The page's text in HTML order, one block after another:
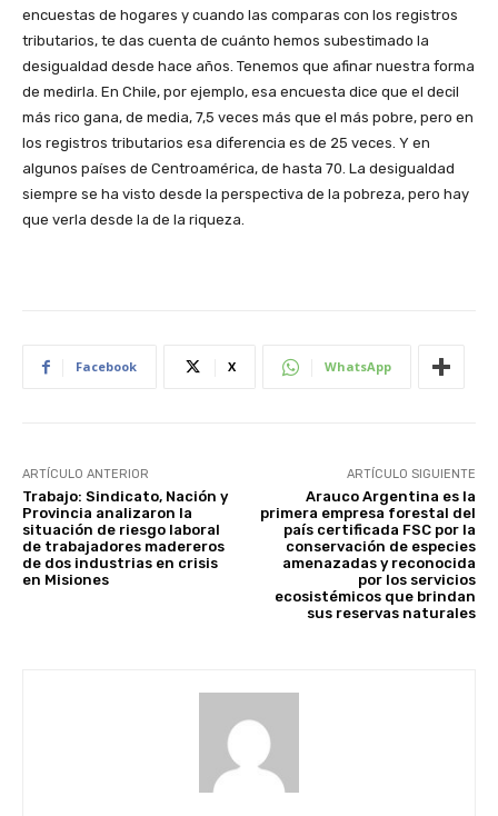
encuestas de hogares y cuando las comparas con los registros
tributarios, te das cuenta de cuánto hemos subestimado la
desigualdad desde hace años. Tenemos que afinar nuestra forma
de medirla. En Chile, por ejemplo, esa encuesta dice que el decil
más rico gana, de media, 7,5 veces más que el más pobre, pero en
los registros tributarios esa diferencia es de 25 veces. Y en
algunos países de Centroamérica, de hasta 70. La desigualdad
siempre se ha visto desde la perspectiva de la pobreza, pero hay
que verla desde la de la riqueza.
Facebook X WhatsApp
ARTÍCULO ANTERIOR
Trabajo: Sindicato, Nación y
Provincia analizaron la
situación de riesgo laboral
de trabajadores madereros
de dos industrias en crisis
en Misiones
ARTÍCULO SIGUIENTE
Arauco Argentina es la
primera empresa forestal del
país certificada FSC por la
conservación de especies
amenazadas y reconocida
por los servicios
ecosistémicos que brindan
sus reservas naturales